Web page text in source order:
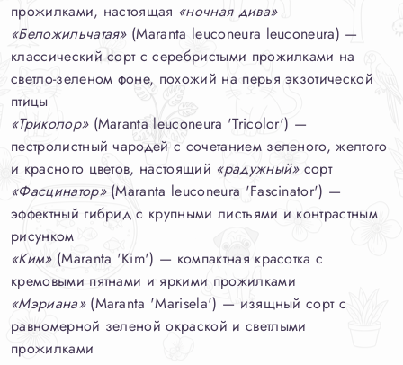
прожилками, настоящая «ночная дива»
«Беложильчатая»(Maranta leuconeura leuconeura) —
классический сорт с серебристыми прожилками на
светло-зеленом фоне, похожий на перья экзотической
птицы
«Триколор»(Maranta leuconeura 'Tricolor') —
пестролистный чародей с сочетанием зеленого, желтого
и красного цветов, настоящий «радужный»сорт
«Фасцинатор»(Maranta leuconeura 'Fascinator') —
эффектный гибрид с крупными листьями и контрастным
рисунком
«Ким»(Maranta 'Kim') — компактная красотка с
кремовыми пятнами и яркими прожилками
«Мэриана»(Maranta 'Marisela') — изящный сорт с
равномерной зеленой окраской и светлыми
прожилками